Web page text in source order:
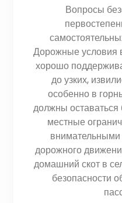
Вопросы
Дорожные условия
хорошо
до узких,
особенно в
должны
местные
внимательными
дорожного
домашний скот в
безопасности